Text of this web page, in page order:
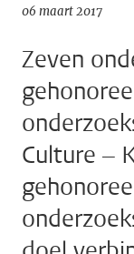
06 maart 2017
Zeven
Culture –